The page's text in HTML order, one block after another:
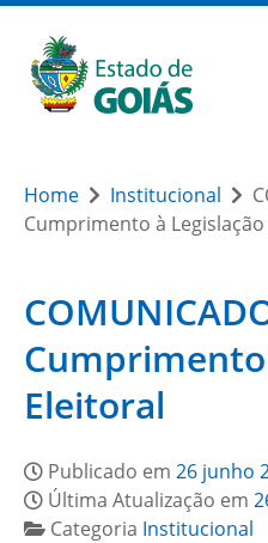
Home Institucional
Cumprimento à
Eleitoral
Publicado em 26 junho
Última Atualização em
Categoria Institucional